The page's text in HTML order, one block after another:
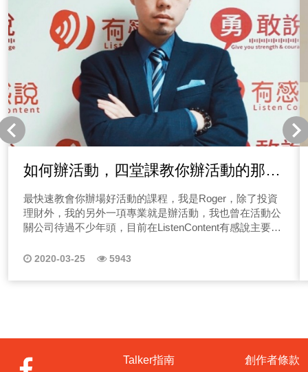
我先來分享通常我在創業孵化顧問上，會給予準創業者的
思考清單，有以下幾點： 【1.產業描述/自身描述】【2.
列出可銷售服務】【3.營運目標設定】【4.完成目標路
徑】【5.途中問題預判】【6.能解決問題的資源列舉】
【7.如何運用這些資源】【8.回推營收與成本】 有了這
些基本觀念，想必後面的創業者們在分享的故事中，你一
定會更快融入他們的創業體驗中，現在就讓我們開始收聽
第一集節目吧！ 前往收聽EP01通訊業者創業分享 通訊行
創業容易嗎？你也想過透過手機3C產品進行創業嗎？開通
訊行能跟大品牌競爭嗎？請一定要點選藍標前往收聽唷！
前往收聽EP02食品業者創業分享 在台灣食品業好做嗎？
不是只有大企業才能做嗎？請一定要點選藍標收聽本集節
目唷！
如何辦活動，四堂課教你辦活動的那些
大小事
最快速教會你辦場好活動的課程，我是Roger，除了投資
理財外，我的另外一項專業就是辦活動，我也曾在活動公
關公司待過不少年頭，目前在ListenContent有感說主要負
動等等。 說到辦活動相信不少人都有經驗，那辦活動這
關活動，還是小小的聚餐、生日party，相信大家多少都有
難，請聽我娓娓道來！你也想要辦活動卻又沒有經驗嗎？
2020-03-25 5943
Talker指南 創作者條款